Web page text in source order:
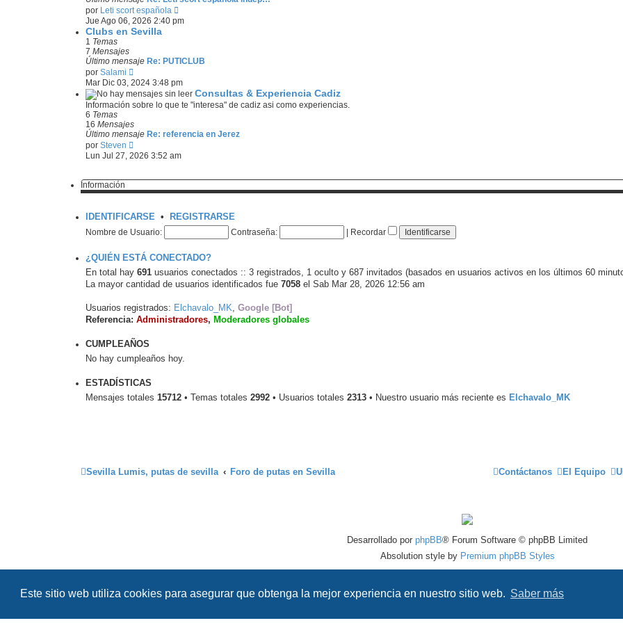
Este sitio web utiliza cookies para asegurar que obtenga la mejor experiencia en nuestro sitio web. Saber más
e
m
o
m
e
a
e
por Leti scort española
e
t
i
o
m
e
a
e
Jue Ago 06, 2026 2:40 pm
Clubs en Sevilla
1 Temas
7 Mensajes
Último mensaje Re: PUTICLUB
por Salami
e
r
ú
l
i
m
m
n
e
Mar Dic 03, 2024 3:48 pm
Consultas & Experiencia Cadiz
Información sobre lo que te "interesa" de cadiz asi como experiencias.
6 Temas
16 Mensajes
Último mensaje Re: referencia en Jerez
por Steven
e
l
t
m
o
m
s
a
e
Lun Jul 27, 2026 3:52 am
Información
IDENTIFICARSE •
REGISTRARSE
Nombre de Usuario:
Contraseña: Recordar
¿QUIÉN ESTÁ CONECTADO?
En total hay 691 usuarios conectados :: 3 registrados, 1 oculto y 687 invitados (basados en usuarios activos en los últimos 60
La mayor cantidad de usuarios identificados fue 7058 el Sab Mar 28, 2026 12:56 am
Usuarios registrados: Elchavalo_MK Google [Bot]
Referencia: Administradores, Moderadores globales
CUMPLEAÑOS
No hay cumpleaños hoy.
ESTADÍSTICAS
Mensajes totales 15712 • Temas totales 2992 • Usuarios totales 2313 • Nuestro usuario más reciente es Elchavalo_MK
Sevilla Lumis, putas de sevilla Foro de putas en Sevilla El Equipo
Contáctanos
Desarrollado por phpBB® Forum Software © phpBB Limited
Absolution style by Premium phpBB Styles
Traducción al español por
phpBB España